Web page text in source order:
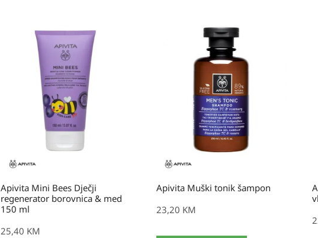
Apivita Mini Bees Dječji
regenerator borovnica & med
150 ml
25,40 KM
Apivita Muški tonik šampon
23,20 KM